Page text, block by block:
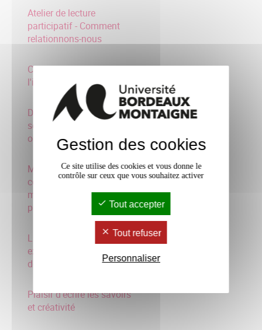
Atelier de lecture
participatif - Comment
relationnons-nous
Comment essayer
l'interdisciplinarité ?
Défi de l'interculturalité
scientifique : intégration
ou inc
Mise en perspective
comparée des
mécanismes de la
product.
La reherche au musée :
exploiter les ressources
de ces
Plaisir d'écrire les savoirs
et créativité
Gestion des cookies
Ce site utilise des cookies et vous donne le
contrôle sur ceux que vous souhaitez activer
Tout accepter
Tout refuser
Personnaliser